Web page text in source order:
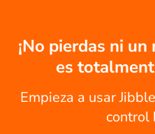
¡No pierdas ni
es
Empieza a usar
control